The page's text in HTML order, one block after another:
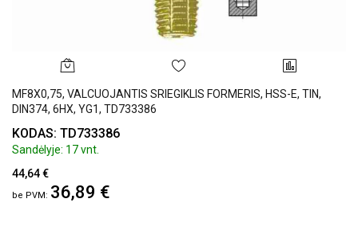
MF8X0,75, VALCUOJANTIS SRIEGIKLIS FORMERIS, HSS-E, TIN,
DIN374, 6HX, YG1, TD733386
KODAS: TD733386
Sandėlyje: 17 vnt.
44,64 €
36,89 €